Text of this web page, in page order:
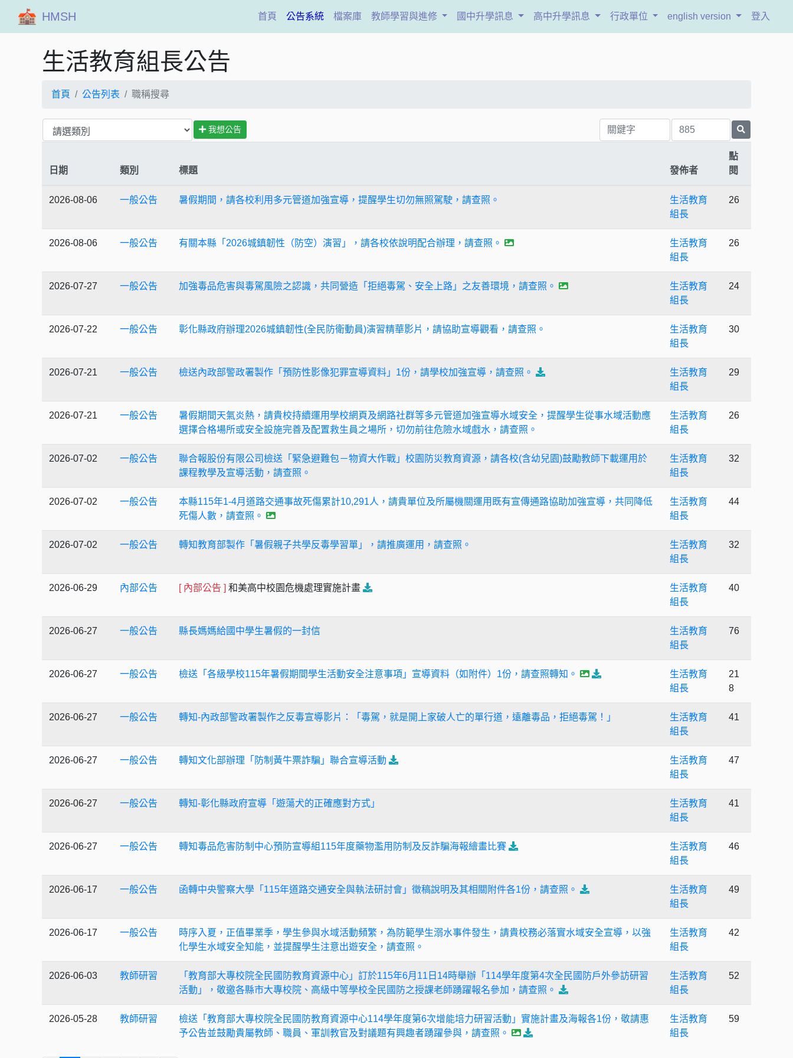
HMSH 首頁(current)
公告系統 檔案庫 教師學習與進修 國中升學訊息 高中升學訊息 行政單位 english version 登入
生活教育組長公告
首頁 公告列表 職稱搜尋
我想公告
日期 類別 標題 發佈者
點
閱
2026-08-06 一般公告 暑假期間，請各校利用多元管道加強宣導，提醒學生切勿無照駕駛，請查照。
生活教育
組長
26
2026-08-06 一般公告 有關本縣「2026城鎮韌性（防空）演習」，請各校依說明配合辦理，請查照。
生活教育
組長
26
2026-07-27 一般公告 加強毒品危害與毒駕風險之認識，共同營造「拒絕毒駕、安全上路」之友善環境，請查照。
生活教育
組長
24
2026-07-22 一般公告 彰化縣政府辦理2026城鎮韌性(全民防衛動員)演習精華影片，請協助宣導觀看，請查照。
生活教育
組長
30
2026-07-21 一般公告 檢送內政部警政署製作「預防性影像犯罪宣導資料」1份，請學校加強宣導，請查照。
生活教育
組長
29
2026-07-21 一般公告
暑假期間天氣炎熱，請貴校持續運用學校網頁及網路社群等多元管道加強宣導水域安全，提醒學生從事水域活動應
選擇合格場所或安全設施完善及配置救生員之場所，切勿前往危險水域戲水，請查照。
生活教育
組長
26
2026-07-02 一般公告
聯合報股份有限公司檢送「緊急避難包－物資大作戰」校園防災教育資源，請各校(含幼兒園)鼓勵教師下載運用於
課程教學及宣導活動，請查照。
生活教育
組長
32
2026-07-02 一般公告
本縣115年1-4月道路交通事故死傷累計10,291人，請貴單位及所屬機關運用既有宣傳通路協助加強宣導，共同降低
死傷人數，請查照。
生活教育
組長
44
2026-07-02 一般公告 轉知教育部製作「暑假親子共學反毒學習單」，請推廣運用，請查照。
生活教育
組長
32
2026-06-29 內部公告 [ 內部公告 ] 和美高中校園危機處理實施計畫
生活教育
組長
40
2026-06-27 一般公告 縣長媽媽給國中學生暑假的一封信
生活教育
組長
76
2026-06-27 一般公告 檢送「各級學校115年暑假期間學生活動安全注意事項」宣導資料（如附件）1份，請查照轉知。
生活教育
組長
21
8
2026-06-27 一般公告 轉知-內政部警政署製作之反毒宣導影片：「毒駕，就是開上家破人亡的單行道，遠離毒品，拒絕毒駕！」
生活教育
組長
41
2026-06-27 一般公告 轉知文化部辦理「防制黃牛票詐騙」聯合宣導活動
生活教育
組長
47
2026-06-27 一般公告 轉知-彰化縣政府宣導「遊蕩犬的正確應對方式」
生活教育
組長
41
2026-06-27 一般公告 轉知毒品危害防制中心預防宣導組115年度藥物濫用防制及反詐騙海報繪畫比賽
生活教育
組長
46
2026-06-17 一般公告 函轉中央警察大學「115年道路交通安全與執法研討會」徵稿說明及其相關附件各1份，請查照。
生活教育
組長
49
2026-06-17 一般公告
時序入夏，正值畢業季，學生參與水域活動頻繁，為防範學生溺水事件發生，請貴校務必落實水域安全宣導，以強
化學生水域安全知能，並提醒學生注意出遊安全，請查照。
生活教育
組長
42
2026-06-03 教師研習
「教育部大專校院全民國防教育資源中心」訂於115年6月11日14時舉辦「114學年度第4次全民國防戶外參訪研習
活動」，敬邀各縣市大專校院、高級中等學校全民國防之授課老師踴躍報名參加，請查照。
生活教育
組長
52
2026-05-28 教師研習
檢送「教育部大專校院全民國防教育資源中心114學年度第6次增能培力研習活動」實施計畫及海報各1份，敬請惠
予公告並鼓勵貴屬教師、職員、軍訓教官及對議題有興趣者踴躍參與，請查照。
生活教育
組長
59